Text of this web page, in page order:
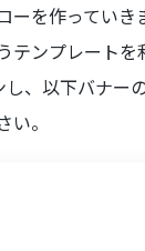
ーを作っていき
テンプレートを
、以下バナー
。